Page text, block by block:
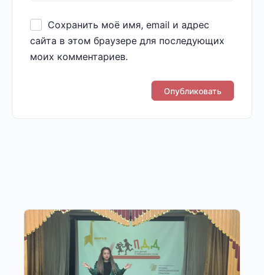
Сохранить моё имя, email и адрес
сайта в этом браузере для последующих
моих комментариев.
Другие публикации